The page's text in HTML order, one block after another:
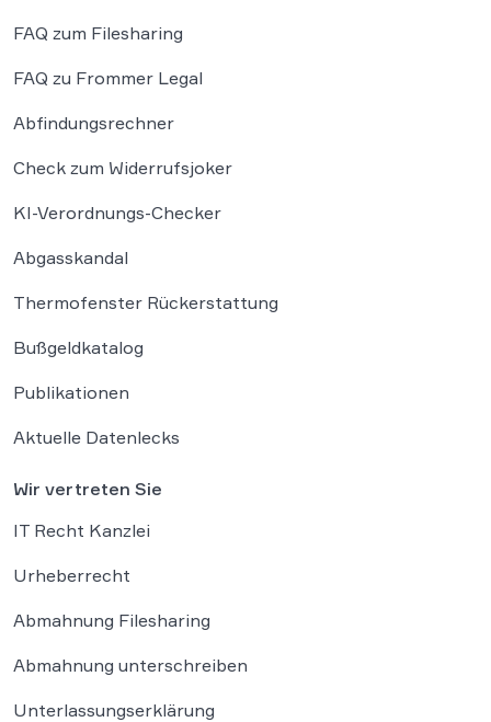
FAQ zum Filesharing
FAQ zu Frommer Legal
Abfindungsrechner
Check zum Widerrufsjoker
KI-Verordnungs-Checker
Abgasskandal
Thermofenster Rückerstattung
Bußgeldkatalog
Publikationen
Aktuelle Datenlecks
Wir vertreten Sie
IT Recht Kanzlei
Urheberrecht
Abmahnung Filesharing
Abmahnung unterschreiben
Unterlassungserklärung